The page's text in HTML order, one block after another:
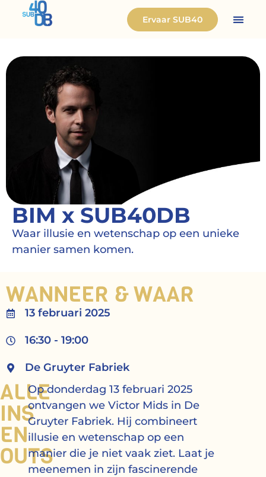
Ervaar SUB40
BIM x SUB40DB
Waar illusie en wetenschap op een unieke
manier samen komen.
ALLE
INS
EN
OUTS
Op donderdag 13 februari 2025
ontvangen we Victor Mids in De
Gruyter Fabriek. Hij combineert
illusie en wetenschap op een
manier die je niet vaak ziet. Laat je
meenemen in zijn fascinerende
WANNEER & WAAR
13 februari 2025
16:30 - 19:00
De Gruyter Fabriek